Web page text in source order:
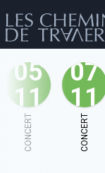
agenda
05
11
CONCERT
07
11
CONCERT